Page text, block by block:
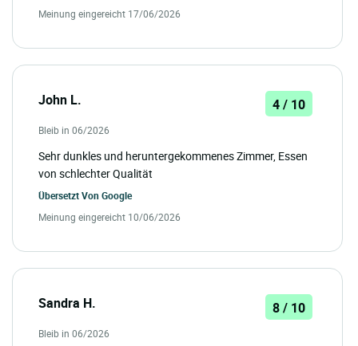
Meinung eingereicht 17/06/2026
John L. 4 / 10
Bleib in 06/2026
Sehr dunkles und heruntergekommenes Zimmer, Essen
von schlechter Qualität
Übersetzt Von Google
Meinung eingereicht 10/06/2026
Sandra H. 8 / 10
Bleib in 06/2026